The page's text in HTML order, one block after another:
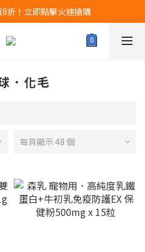
折！立即點擊火速搶購
折！立即點擊火速搶購
款式3折！立即按下搶購
折！立即點擊火速搶購
．化毛
每頁顯示 48 個